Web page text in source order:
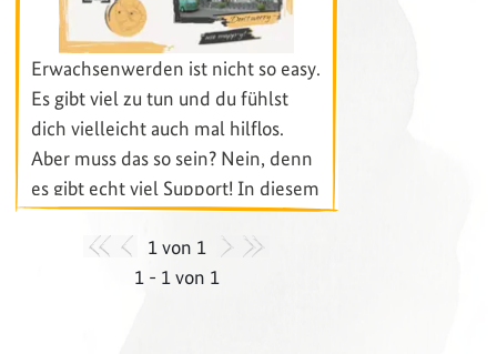
Erwachsenwerden ist nicht so easy.
Es gibt viel zu tun und du fühlst
dich vielleicht auch mal hilflos.
Aber muss das so sein? Nein, denn
es gibt echt viel Support! In diesem
Suchspiel findest du viele Infos
und Anlaufstellen.
1 - 1 von 1
1 von 1